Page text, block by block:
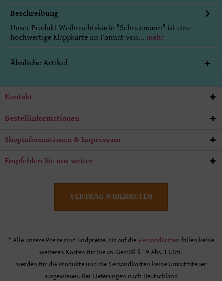
Beschreibung
Unser Produkt Weihnachtskarte "Schneemann" ist eine
hochwertige Klappkarte im Format von... mehr
Ähnliche Artikel
Kontakt
Bestellinformationen
Shopinformationen & Impressum
Empfehlen Sie uns weiter
VERTRAG WIDERRUFEN
* Alle unsere Preise sind Endpreise. Bis auf die Versandkosten fallen keine
weiteren Kosten für Sie an. Gemäß § 19 Abs. 1 UStG
werden für die Produkte und die Versandkosten keine Umsatzsteuer
ausgewiesen. Bei Lieferungen nach Deutschland